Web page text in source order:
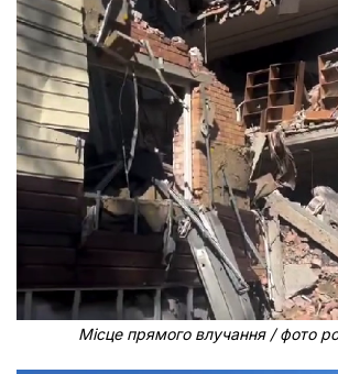
Місце прямого влучання / фото